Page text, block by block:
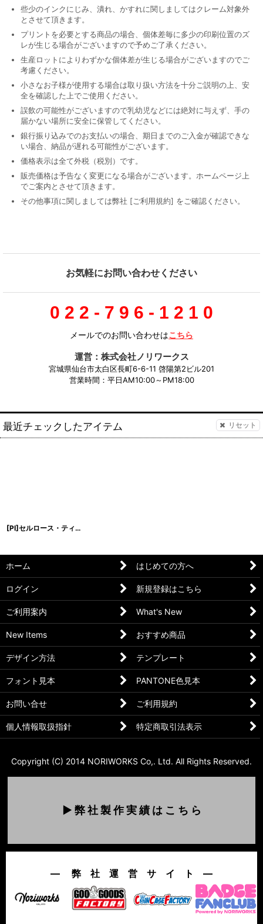
些少のインクにじみ、潰れ、かすれに関しましてはクレーム対象外
とさせて頂きます。
プリントを必要とする商品の場合、個体差毎に多少の印刷位置のズ
レが生じる場合がございますので予めご了承ください。
生産ロットによりわずかな個体差が生じる場合がございますのでご
考慮ください。
小さなお子様が使用する場合は取り扱い方法を十分ご説明の上、安
全を確認した上でご使用ください。
誤飲の可能性がございますので乳幼児などには絶対に与えず、手の
届かない場所に安全に保管してください。
銀行振り込みでのお支払いの場合、期日までのご入金が確認できな
い場合、納品が遅れる可能性がございます。
価格表示は全て外税（税別）です。
販売価格は予告なく変更になる場合がございます。ホームページ上
でご案内とさせて頂きます。
その他事項に関しましては弊社 [ご利用規約] をご確認ください。
お気軽にお問い合わせください
0 2 2 - 7 9 6 - 1 2 1 0
メールでのお問い合わせはこちら
運営：株式会社ノリワークス
宮城県仙台市太白区長町6-6-11 啓陽第2ビル201
営業時間：平日AM10:00～PM18:00
最近チェックしたアイテム リセット
[PI]セルロース・ティアドロップ-C
ホーム はじめての方へ
ログイン 新規登録はこちら
ご利用案内 What's New
New Items おすすめ商品
デザイン方法 テンプレート
フォント見本 PANTONE色見本
お問い合せ ご利用規約
個人情報取扱指針 特定商取引法表示
Copyright (C) 2014 NORIWORKS Co,. Ltd. All Rights Reserved.
▶ 弊 社 製 作 実 績 は こ ち ら
― 弊 社 運 営 サ イ ト ―